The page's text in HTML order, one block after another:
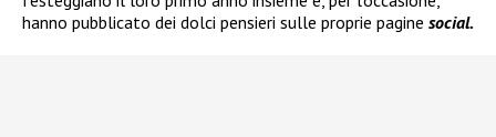
hanno pubblicato dei dolci pensieri sulle proprie pagine social.